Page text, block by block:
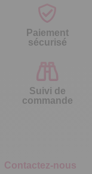
Paiement
sécurisé
Suivi de
commande
Contactez-nous